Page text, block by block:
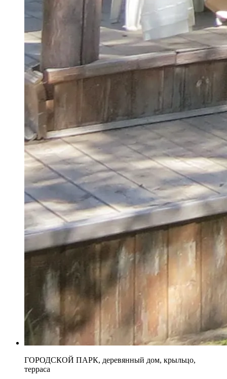
ГОРОДСКОЙ ПАРК, деревянный дом, крыльцо,
терраса